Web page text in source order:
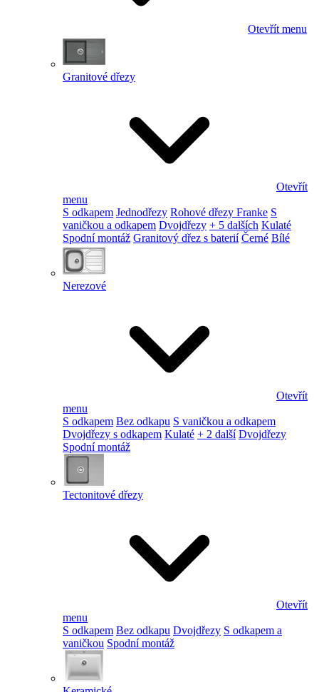
Otevřít menu
Granitové dřezy
Otevřít
menu
S odkapem Jednodřezy Rohové dřezy Franke S
vaničkou a odkapem Dvojdřezy + 5 dalších Kulaté
Spodní montáž Granitový dřez s baterií Černé Bílé
Nerezové
Otevřít
menu
S odkapem Bez odkapu S vaničkou a odkapem
Dvojdřezy s odkapem Kulaté + 2 další Dvojdřezy
Spodní montáž
Tectonitové dřezy
Otevřít
menu
S odkapem Bez odkapu Dvojdřezy S odkapem a
vaničkou Spodní montáž